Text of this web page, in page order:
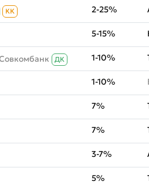
КК 2-25%
5-15%
ДК 1-10%
1-10%
7%
7%
3-7%
5%